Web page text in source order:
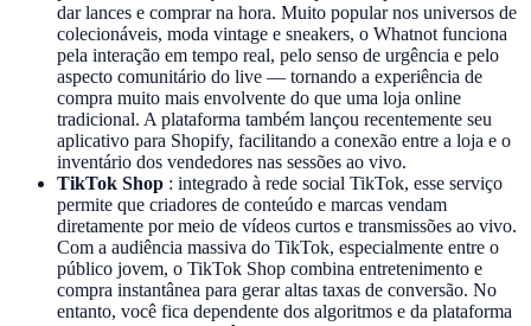
dar lances e comprar na hora. Muito popular nos universos de
colecionáveis, moda vintage e sneakers, o Whatnot funciona
pela interação em tempo real, pelo senso de urgência e pelo
aspecto comunitário do live — tornando a experiência de
compra muito mais envolvente do que uma loja online
tradicional. A plataforma também lançou recentemente seu
aplicativo para Shopify, facilitando a conexão entre a loja e o
inventário dos vendedores nas sessões ao vivo.
TikTok Shop : integrado à rede social TikTok, esse serviço
permite que criadores de conteúdo e marcas vendam
diretamente por meio de vídeos curtos e transmissões ao vivo.
Com a audiência massiva do TikTok, especialmente entre o
público jovem, o TikTok Shop combina entretenimento e
compra instantânea para gerar altas taxas de conversão. No
entanto, você fica dependente dos algoritmos e da plataforma